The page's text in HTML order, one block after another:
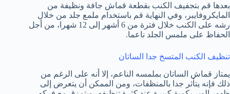
بعدها قم بتجفيف الكنب بقطعة قماش جافة ونظيفة من
المايكروفايبر، وفي النهاية قم باستخدام ملمع جلد من خلال
رشه على الكنب خلال فترة من 6 أشهر إلى 12 شهرا، من أجل
الحفاظ على ملمس الجلد ناعما.
تنظيف الكنب المتسخ جدا الساتان
يمتاز قماش الساتان بملمسه الناعم، إلا أنه على الرغم من
ذلك فإنه يتأثر جدا بالمنظفات، ومن الممكن أن يتعرض إلى